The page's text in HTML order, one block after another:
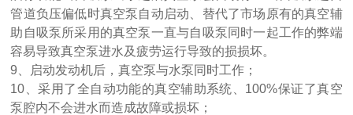
管道负压偏低时真空泵自动启动、替代了市场原有的真空辅
助自吸泵所采用的真空泵一直与自吸泵同时一起工作的弊端
容易导致真空泵进水及疲劳运行导致的损损坏。
9、
启动发动机后，真空泵与水泵同时工作；
10、采用了全自动功能的真空辅助系统、 100%保证了真空
泵腔内不会进水而造成故障或损坏；